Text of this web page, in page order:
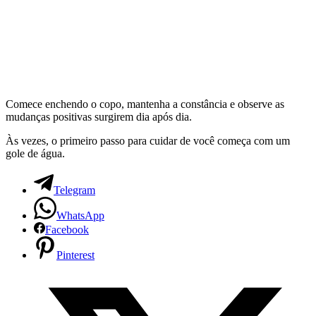
Comece enchendo o copo, mantenha a constância e observe as
mudanças positivas surgirem dia após dia.
Às vezes, o primeiro passo para cuidar de você começa com um
gole de água.
Telegram
WhatsApp
Facebook
Pinterest